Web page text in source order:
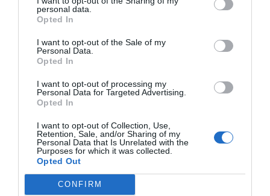
personal data.
Opted In
I want to opt-out of the Sale of my
Personal Data.
Opted In
I want to opt-out of processing my
Personal Data for Targeted Advertising.
Opted In
I want to opt-out of Collection, Use,
Retention, Sale, and/or Sharing of my
Personal Data that Is Unrelated with the
Purposes for which it was collected.
Opted Out
CONFIRM
Adio și câteva cuvinte: Alex
neînțeleșilor”
mă salveze”
acum 12 luni